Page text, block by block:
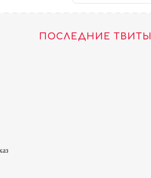
ПОСЛЕДНИЕ ТВИТЫ